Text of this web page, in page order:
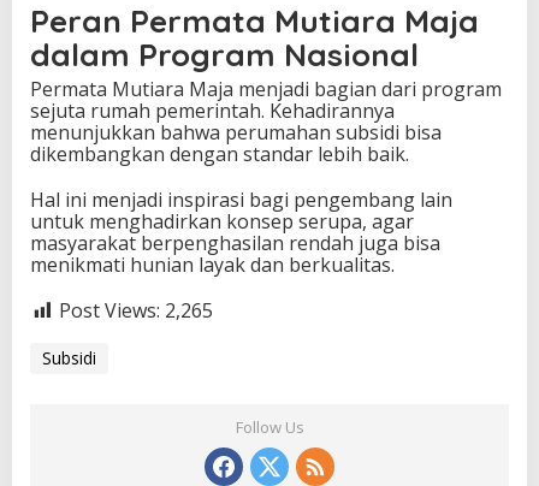
Peran Permata Mutiara Maja
dalam Program Nasional
Permata Mutiara Maja menjadi bagian dari program
sejuta rumah pemerintah. Kehadirannya
menunjukkan bahwa perumahan subsidi bisa
dikembangkan dengan standar lebih baik.
Hal ini menjadi inspirasi bagi pengembang lain
untuk menghadirkan konsep serupa, agar
masyarakat berpenghasilan rendah juga bisa
menikmati hunian layak dan berkualitas.
Post Views: 2,265
Subsidi
Follow Us